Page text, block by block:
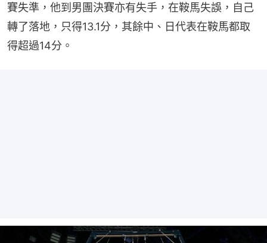
賽失準，他到男團決賽亦有失手，在鞍馬失誤，自己
轉了落地，只得13.1分，其餘中、日代表在鞍馬都取
得超過14分。